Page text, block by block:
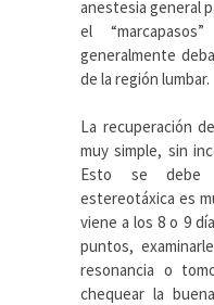
anestesia general
el
generalmente
de la región lumbar.
La recuperación
muy simple, sin
Esto se debe
estereotáxica es
viene a los 8 o 9
puntos,
resonancia o
chequear la